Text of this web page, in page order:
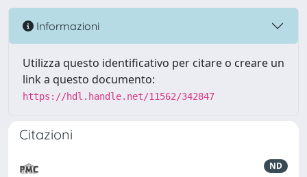
Informazioni
Utilizza questo identificativo per citare o creare un
link a questo documento:
https://hdl.handle.net/11562/342847
Citazioni
ND